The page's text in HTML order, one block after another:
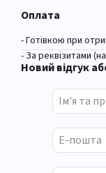
Оплата
- Готівкою при
- За реквізитами
Новий відгук